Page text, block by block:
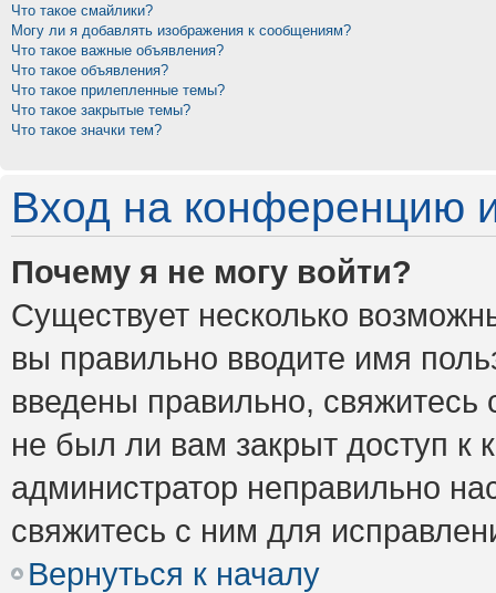
Что такое смайлики?
Могу ли я добавлять изображения к сообщениям?
Что такое важные объявления?
Что такое объявления?
Что такое прилепленные темы?
Что такое закрытые темы?
Что такое значки тем?
Вход на конференцию
Почему я не могу войти?
Существует несколько
вы правильно вводите имя
введены правильно,
не был ли вам закрыт доступ к
администратор неправильно
свяжитесь с ним для
Вернуться к началу